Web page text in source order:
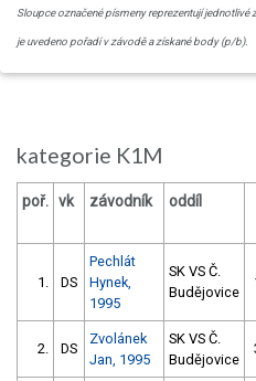
Sloupce označené písmeny reprezentují
je uvedeno pořadí v závodě a získané body (p/b).
kategorie K1M
poř. vk závodník oddíl
1. DS
Pechlát
Hynek,
1995
SK VS Č.
Budějovice
2. DS
Zvolánek
Jan, 1995
SK VS Č.
Budějovice